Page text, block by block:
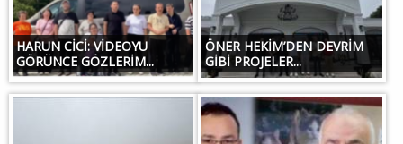
HARUN CİCİ: VİDEOYU
GÖRÜNCE GÖZLERİM...
ÖNER HEKİM’DEN DEVRİM
GİBİ PROJELER...